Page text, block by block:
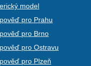
model
pro Prahu
pro Brno
pro Ostravu
pro Plzeň